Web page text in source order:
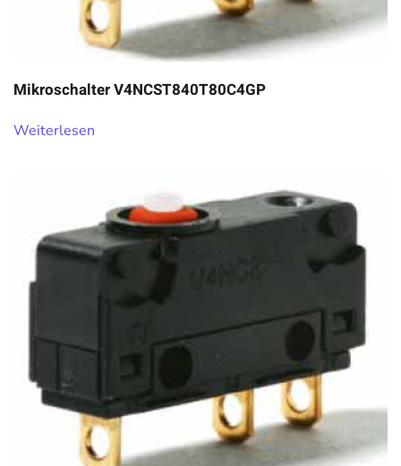
Mikroschalter V4NCST840T80C4GP
Weiterlesen